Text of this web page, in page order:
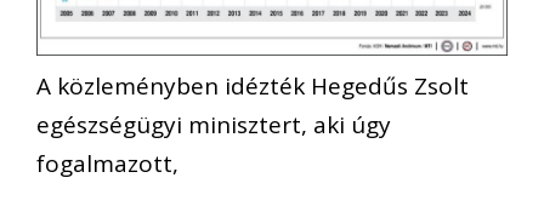
A közleményben idézték Hegedűs Zsolt
egészségügyi minisztert, aki úgy
fogalmazott,